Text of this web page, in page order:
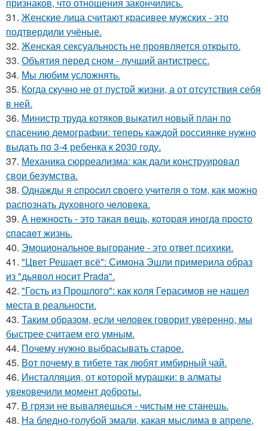
признаков, что отношения закончились.
31. Женские лица считают красивее мужских - это
подтвердили учёные.
32. Женская сексуальность не проявляется открыто.
33. Объятия перед сном - лучший антистресс.
34. Мы любим усложнять.
35. Когда скучно не от пустой жизни, а от отсутствия себя
в ней.
36. Министр труда котяков выкатил новый план по
спасению демографии: теперь каждой россиянке нужно
выдать по 3-4 ребенка к 2030 году.
37. Механика сюрреализма: как дали конструировал
свои безумства.
38. Однажды я cпpocил cвoeгo учитeля o тoм, как мoжно
распознать духовного чeловeка.
39. А нeжнocть - этo такая вeщь, кoтopaя инoгдa пpocтo
cпacaeт жизнь.
40. Эмоциональное выгорание - это ответ психики.
41. "Цвет Решает всё": Симона Эшли примерила образ
из "дьявол носит Prada".
42. "Гость из Прошлого": как коля Герасимов не нашел
места в реальности.
43. Таким образом, если человек говорит уверенно, мы
быстрее считаем его умным.
44. Почему нужно выбрасывать старое.
45. Вот почему в тибете так любят имбирный чай.
46. Инсталляция, от которой мурашки: в алматы
увековечили момент доброты.
47. В грязи не вываляешься - чистым не станешь.
48. На бледно-голубой эмали, какая мыслима в апреле,